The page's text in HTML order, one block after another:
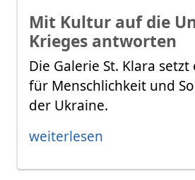
Mit Kultur auf die
Krieges antworten
Die Galerie St. Klara setzt
für Menschlichkeit und
der Ukraine.
weiterlesen